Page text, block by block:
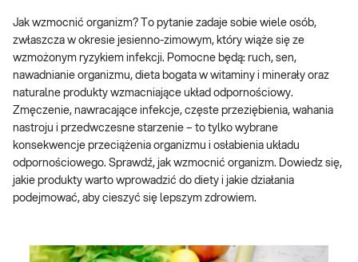
Jak wzmocnić organizm? To pytanie zadaje sobie wiele osób,
zwłaszcza w okresie jesienno-zimowym, który wiąże się ze
wzmożonym ryzykiem infekcji. Pomocne będą: ruch, sen,
nawadnianie organizmu, dieta bogata w witaminy i minerały oraz
naturalne produkty wzmacniające układ odpornościowy.
Zmęczenie, nawracające infekcje, częste przeziębienia, wahania
nastroju i przedwczesne starzenie – to tylko wybrane
konsekwencje przeciążenia organizmu i osłabienia układu
odpornościowego. Sprawdź, jak wzmocnić organizm. Dowiedz się,
jakie produkty warto wprowadzić do diety i jakie działania
podejmować, aby cieszyć się lepszym zdrowiem.